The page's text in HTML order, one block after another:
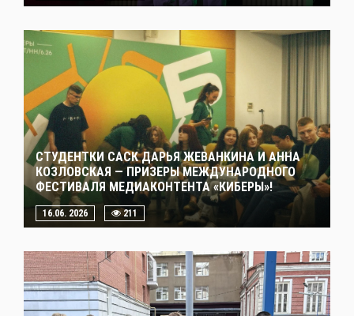
СТУДЕНТКИ САСК ДАРЬЯ ЖЕВАНКИНА И АННА
КОЗЛОВСКАЯ — ПРИЗЕРЫ МЕЖДУНАРОДНОГО
ФЕСТИВАЛЯ МЕДИАКОНТЕНТА «КИБЕРЫ»!
16.06. 2026 211